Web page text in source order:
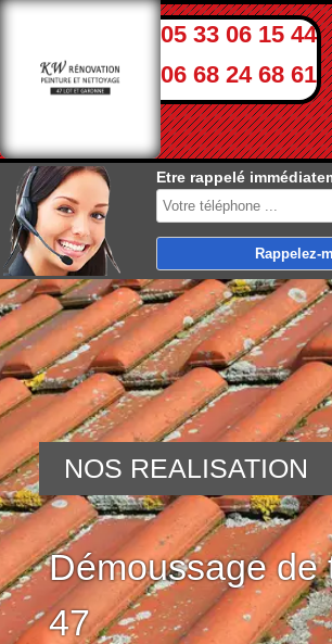
05 33 06 15 44
06 68 24 68 61
Etre rappelé
Démoussage de
47
NOS REALISATION